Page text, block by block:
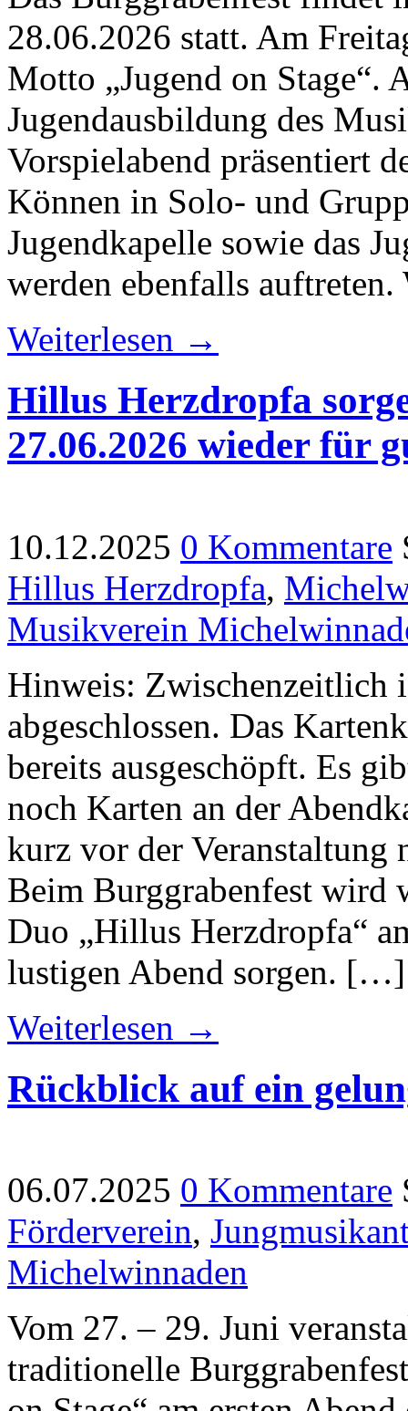
28.06.2026 statt. Am
Motto „Jugend on Stage“.
Jugendausbildung des
Vorspielabend präsentiert
Können in Solo- und
Jugendkapelle sowie das
werden ebenfalls
Weiterlesen →
Hillus Herzdropfa
27.06.2026 wieder für
10.12.2025 0 Kommentare
Hillus Herzdropfa,
Musikverein
Hinweis: Zwischenzeitlich
abgeschlossen. Das
bereits ausgeschöpft. Es
noch Karten an der
kurz vor der Veranstaltung
Beim Burggrabenfest wird
Duo „Hillus Herzdropfa“
lustigen Abend sorgen. […]
Weiterlesen →
Rückblick auf ein
06.07.2025 0 Kommentare
Förderverein,
Michelwinnaden
Vom 27. – 29. Juni
traditionelle